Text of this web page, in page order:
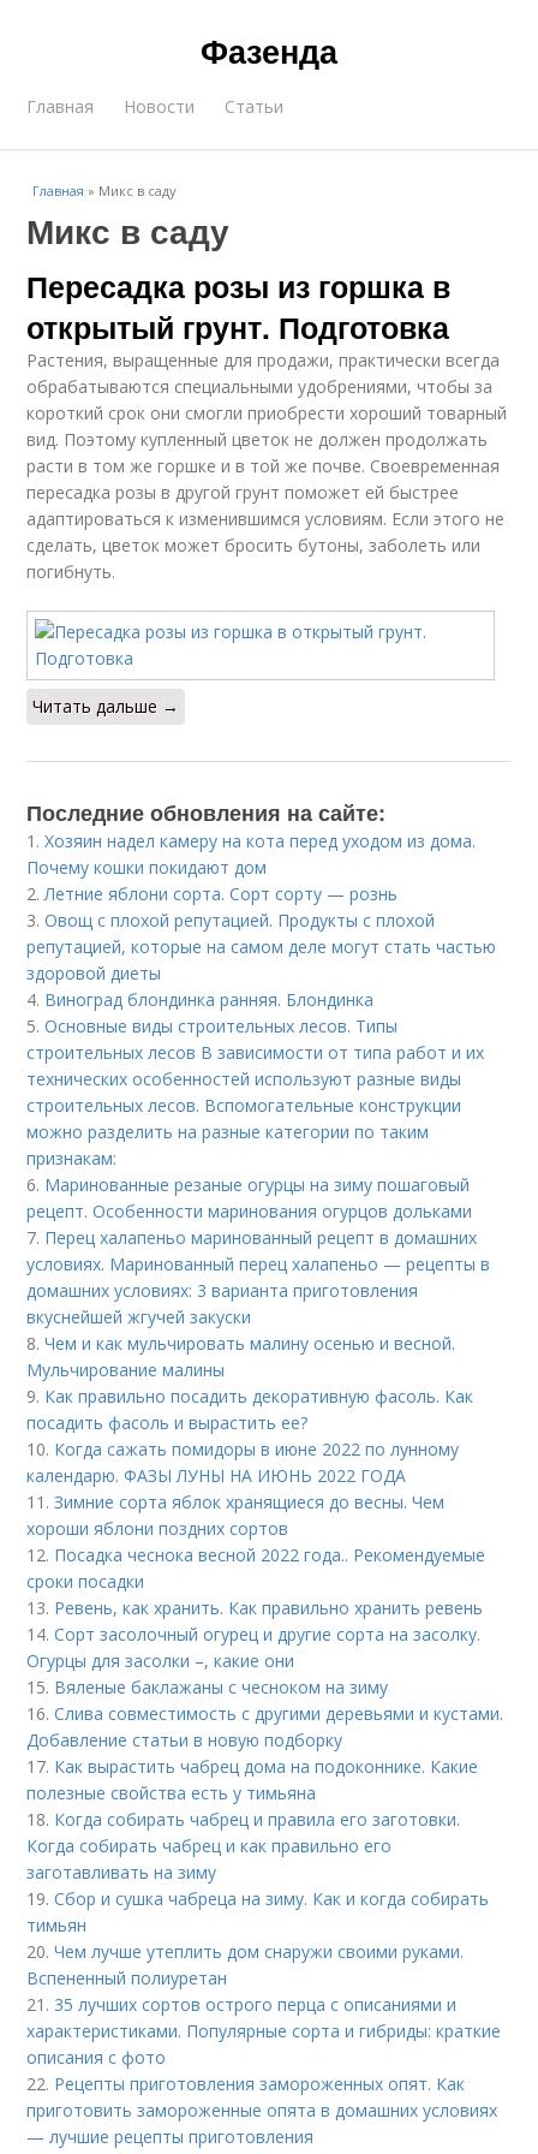
Фазенда
Главная Новости Статьи
Главная » Микс в саду
Микс в саду
Пересадка розы из горшка в
открытый грунт. Подготовка
Растения, выращенные для продажи, практически всегда
обрабатываются специальными удобрениями, чтобы за
короткий срок они смогли приобрести хороший товарный
вид. Поэтому купленный цветок не должен продолжать
расти в том же горшке и в той же почве. Своевременная
пересадка розы в другой грунт поможет ей быстрее
адаптироваться к изменившимся условиям. Если этого не
сделать, цветок может бросить бутоны, заболеть или
погибнуть.
Читать дальше →
Последние обновления на сайте:
1.Хозяин надел камеру на кота перед уходом из дома.
Почему кошки покидают дом
2.Летние яблони сорта. Сорт сорту — рознь
3.Овощ с плохой репутацией. Продукты с плохой
репутацией, которые на самом деле могут стать частью
здоровой диеты
4. Виноград блондинка ранняя. Блондинка
5.Основные виды строительных лесов. Типы
строительных лесов В зависимости от типа работ и их
технических особенностей используют разные виды
строительных лесов. Вспомогательные конструкции
можно разделить на разные категории по таким
признакам:
6. Маринованные резаные огурцы на зиму пошаговый
рецепт. Особенности маринования огурцов дольками
7. Перец халапеньо маринованный рецепт в домашних
условиях. Маринованный перец халапеньо — рецепты в
домашних условиях: 3 варианта приготовления
вкуснейшей жгучей закуски
8.Чем и как мульчировать малину осенью и весной.
Мульчирование малины
9. Как правильно посадить декоративную фасоль. Как
посадить фасоль и вырастить ее?
10. Когда сажать помидоры в июне 2022 по лунному
календарю. ФАЗЫ ЛУНЫ НА ИЮНЬ 2022 ГОДА
11.Зимние сорта яблок хранящиеся до весны. Чем
хороши яблони поздних сортов
12. Посадка чеснока весной 2022 года.. Рекомендуемые
сроки посадки
13. Ревень, как хранить. Как правильно хранить ревень
14.Сорт засолочный огурец и другие сорта на засолку.
Огурцы для засолки –, какие они
15. Вяленые баклажаны с чесноком на зиму
16.Слива совместимость с другими деревьями и кустами.
Добавление статьи в новую подборку
17. Как вырастить чабрец дома на подоконнике. Какие
полезные свойства есть у тимьяна
18. Когда собирать чабрец и правила его заготовки.
Когда собирать чабрец и как правильно его
заготавливать на зиму
19.Сбор и сушка чабреца на зиму. Как и когда собирать
тимьян
20.Чем лучше утеплить дом снаружи своими руками.
Вспененный полиуретан
21. 35 лучших сортов острого перца с описаниями и
характеристиками. Популярные сорта и гибриды: краткие
описания с фото
22. Рецепты приготовления замороженных опят. Как
приготовить замороженные опята в домашних условиях
— лучшие рецепты приготовления